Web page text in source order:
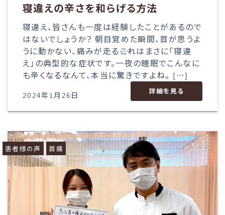
寝違えの辛さを和らげる方法
寝違え、皆さんも一度は経験したことがあるので
はないでしょうか？ 朝目覚めた瞬間、首が思うよ
うに動かない、痛みが走る――これはまさに「寝違
え」の典型的な症状です。一夜の睡眠でこんなに
も辛くなるなんて、本当に驚きですよね。 […]
2024年1月26日 詳細を見る
患者様の声 首痛